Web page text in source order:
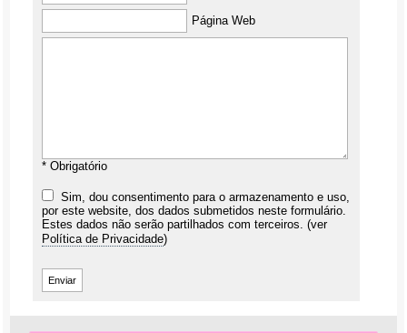
Página Web
* Obrigatório
Sim, dou consentimento para o armazenamento e uso,
por este website, dos dados submetidos neste formulário.
Estes dados não serão partilhados com terceiros. (ver
Política de Privacidade)